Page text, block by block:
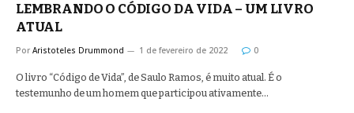
LEMBRANDO O CÓDIGO DA VIDA – UM LIVRO
ATUAL
Por Aristoteles Drummond 1 de fevereiro de 2022 0
O livro “Código de Vida”, de Saulo Ramos, é muito atual. É o
testemunho de um homem que participou ativamente…